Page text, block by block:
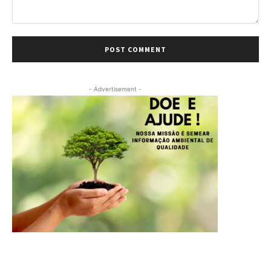
- Advertisement -